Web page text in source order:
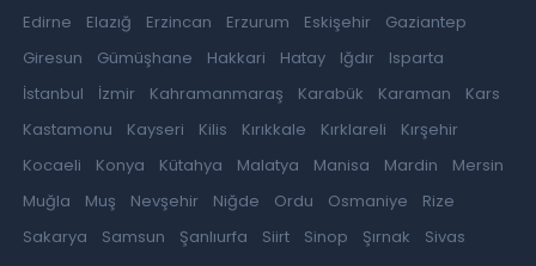
Edirne
Elazığ Erzincan Erzurum Eskişehir
Gaziantep
Giresun
Gümüşhane Hakkari Hatay Iğdır
Isparta
İstanbul
İzmir Kahramanmaraş Karabük Karaman
Kars
Kastamonu
Kayseri Kilis Kırıkkale Kırklareli
Kırşehir
Kocaeli
Konya Kütahya Malatya Manisa Mardin
Mersin
Muğla
Muş Nevşehir Niğde Ordu Osmaniye
Rize
Sakarya
Samsun Şanlıurfa Siirt Sinop Şırnak
Sivas